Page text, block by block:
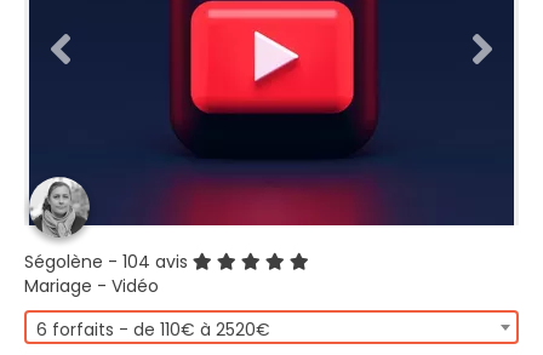
Ségolène - 104 avis
Mariage - Vidéo
6 forfaits - de 110€ à 2520€